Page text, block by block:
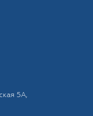
5А,